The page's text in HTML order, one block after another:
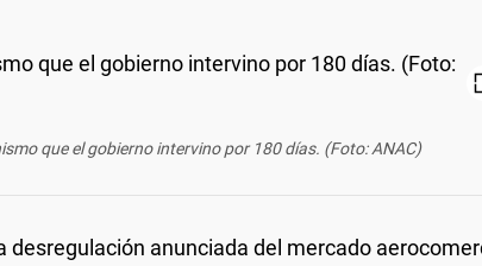
que el gobierno intervino por 180 días. (Foto: ANAC)
desregulación anunciada del mercado